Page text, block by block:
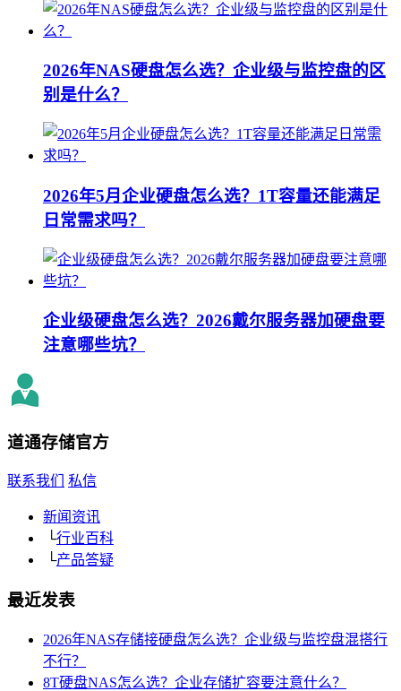
2026年NAS硬盘怎么选？企业级与监控盘的区
别是什么？
2026年5月企业硬盘怎么选？1T容量还能满足
日常需求吗？
企业级硬盘怎么选？2026戴尔服务器加硬盘要
注意哪些坑？
道通存储官方
联系我们 私信
新闻资讯
└行业百科
└产品答疑
最近发表
2026年NAS存储接硬盘怎么选？企业级与监控盘混搭行
不行？
8T硬盘NAS怎么选？企业存储扩容要注意什么？